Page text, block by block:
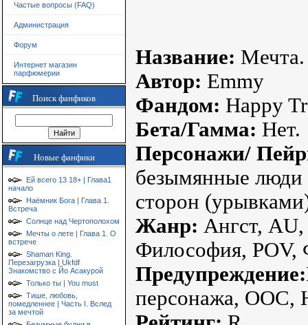
Частые вопросы (FAQ)
Администрация
Форум
Интернет магазин
парфюмерии
Поиск фанфиков
Новые фанфики
Ей всего 13 18+ | Глава1
начало
Наёмник Бога | Глава 1.
Встреча
Солнце над Чертополохом
Мечты о лете | Глава 1. О
встрече
Shaman King.
Перезагрузка | Ukfdf
Знакомство с Йо Асакурой
Только ты | You must
Тише, любовь,
помедленнее | Часть I. Вслед
за мечтой
Название: Мечта.
Автор: Emmy
Фандом: Happy
Бета/Гамма: Нет.
Персонажи/
безымянные люди
сторон
Жанр: Ангст,
Философия, POV,
Предупреждение:
персонажа, OOC,